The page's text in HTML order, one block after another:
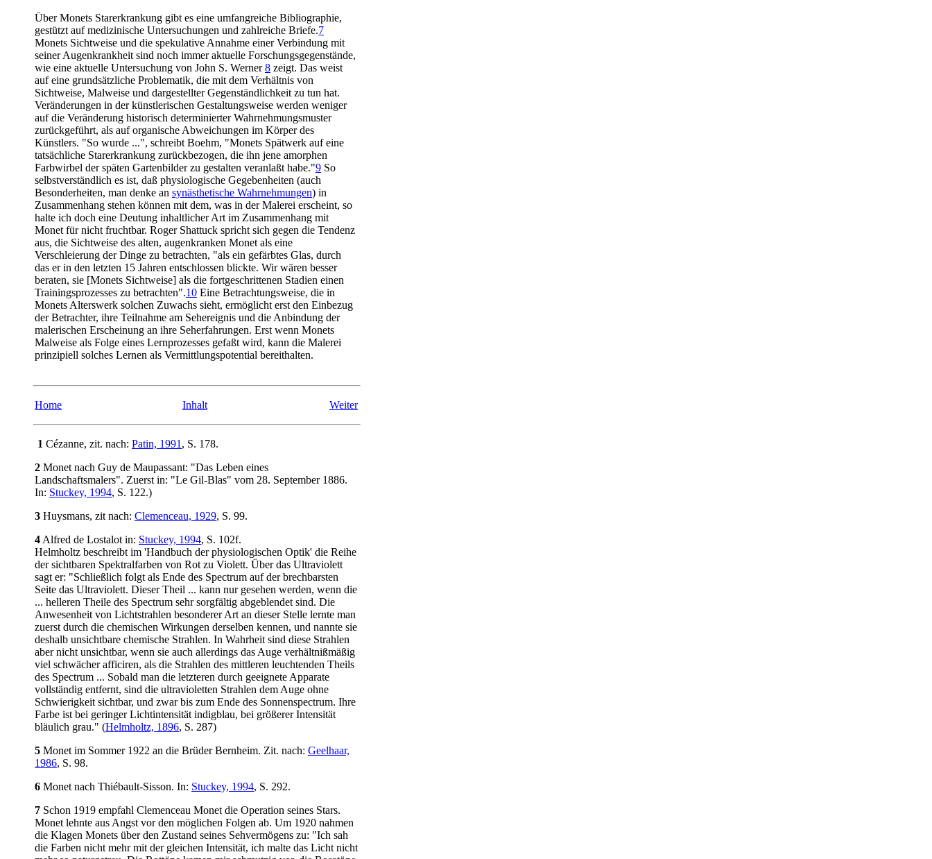
Über Monets Starerkrankung gibt es eine umfangreiche Bibliographie,
gestützt auf medizinische Untersuchungen und zahlreiche Briefe.7
Monets Sichtweise und die spekulative Annahme einer Verbindung mit
seiner Augenkrankheit sind noch immer aktuelle Forschungsgegenstände,
wie eine aktuelle Untersuchung von John S. Werner8 zeigt. Das weist
auf eine grundsätzliche Problematik, die mit dem Verhältnis von
Sichtweise, Malweise und dargestellter Gegenständlichkeit zu tun hat.
Veränderungen in der künstlerischen Gestaltungsweise werden weniger
auf die Veränderung historisch determinierter Wahrnehmungsmuster
zurückgeführt, als auf organische Abweichungen im Körper des
Künstlers. "So wurde ...", schreibt Boehm, "Monets Spätwerk auf eine
tatsächliche Starerkrankung zurückbezogen, die ihn jene amorphen
Farbwirbel der späten Gartenbilder zu gestalten veranlaßt habe."9 So
selbstverständlich es ist, daß physiologische Gegebenheiten (auch
Besonderheiten, man denke an synästhetische Wahrnehmungen) in
Zusammenhang stehen können mit dem, was in der Malerei erscheint, so
halte ich doch eine Deutung inhaltlicher Art im Zusammenhang mit
Monet für nicht fruchtbar. Roger Shattuck spricht sich gegen die Tendenz
aus, die Sichtweise des alten, augenkranken Monet als eine
Verschleierung der Dinge zu betrachten, "als ein gefärbtes Glas, durch
das er in den letzten 15 Jahren entschlossen blickte. Wir wären besser
beraten, sie [Monets Sichtweise] als die fortgeschrittenen Stadien einen
Trainingsprozesses zu betrachten".10 Eine Betrachtungsweise, die in
Monets Alterswerk solchen Zuwachs sieht, ermöglicht erst den Einbezug
der Betrachter, ihre Teilnahme am Sehereignis und die Anbindung der
malerischen Erscheinung an ihre Seherfahrungen. Erst wenn Monets
Malweise als Folge eines Lernprozesses gefaßt wird, kann die Malerei
prinzipiell solches Lernen als Vermittlungspotential bereithalten.
Home Inhalt Weiter
1 Cézanne, zit. nach: Patin, 1991 , S. 178.
2 Monet nach Guy de Maupassant: "Das Leben eines
Landschaftsmalers". Zuerst in: "Le Gil-Blas" vom 28. September 1886.
In: Stuckey, 1994, S. 122.)
3 Huysmans, zit nach: Clemenceau, 1929, S. 99.
4 Alfred de Lostalot in: Stuckey, 1994, S. 102f.
Helmholtz beschreibt im 'Handbuch der physiologischen Optik' die Reihe
der sichtbaren Spektralfarben von Rot zu Violett. Über das Ultraviolett
sagt er: "Schließlich folgt als Ende des Spectrum auf der brechbarsten
Seite das Ultraviolett. Dieser Theil ... kann nur gesehen werden, wenn die
... helleren Theile des Spectrum sehr sorgfältig abgeblendet sind. Die
Anwesenheit von Lichtstrahlen besonderer Art an dieser Stelle lernte man
zuerst durch die chemischen Wirkungen derselben kennen, und nannte sie
deshalb unsichtbare chemische Strahlen. In Wahrheit sind diese Strahlen
aber nicht unsichtbar, wenn sie auch allerdings das Auge verhältnißmäßig
viel schwächer afficiren, als die Strahlen des mittleren leuchtenden Theils
des Spectrum ... Sobald man die letzteren durch geeignete Apparate
vollständig entfernt, sind die ultravioletten Strahlen dem Auge ohne
Schwierigkeit sichtbar, und zwar bis zum Ende des Sonnenspectrum. Ihre
Farbe ist bei geringer Lichtintensität indigblau, bei größerer Intensität
bläulich grau." (Helmholtz, 1896, S. 287)
5 Monet im Sommer 1922 an die Brüder Bernheim. Zit. nach: Geelhaar,
1986, S. 98.
6 Monet nach Thiébault-Sisson. In: Stuckey, 1994, S. 292.
7 Schon 1919 empfahl Clemenceau Monet die Operation seines Stars.
Monet lehnte aus Angst vor den möglichen Folgen ab. Um 1920 nahmen
die Klagen Monets über den Zustand seines Sehvermögens zu: "Ich sah
die Farben nicht mehr mit der gleichen Intensität, ich malte das Licht nicht